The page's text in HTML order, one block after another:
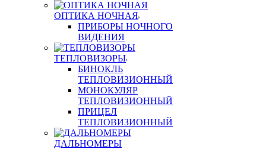
ОПТИКА НОЧНАЯ
ПРИБОРЫ НОЧНОГО
ВИДЕНИЯ
ТЕПЛОВИЗОРЫ
БИНОКЛЬ
ТЕПЛОВИЗИОННЫЙ
МОНОКУЛЯР
ТЕПЛОВИЗИОННЫЙ
ПРИЦЕЛ
ТЕПЛОВИЗИОННЫЙ
ДАЛЬНОМЕРЫ